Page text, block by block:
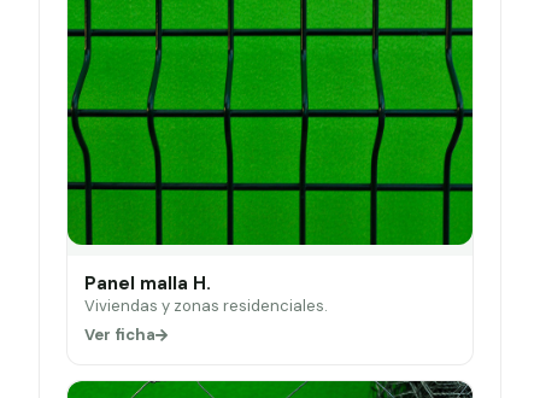
Panel malla H.
Viviendas y zonas residenciales.
Ver ficha